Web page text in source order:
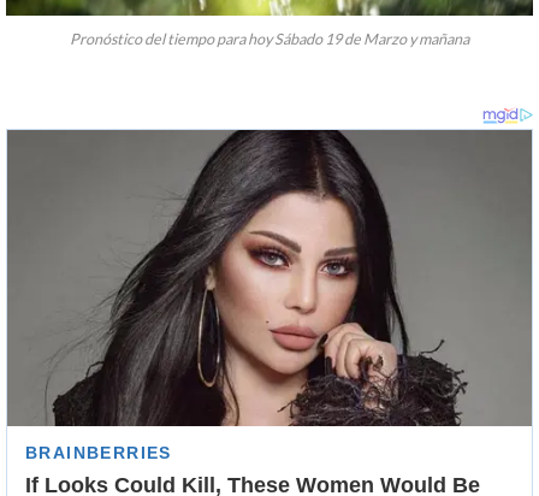
Pronóstico del tiempo para hoy Sábado 19 de Marzo y mañana